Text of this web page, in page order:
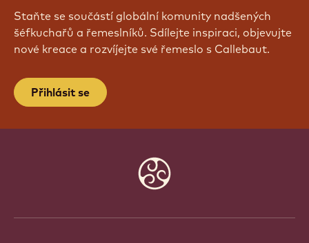
Staňte se součástí globální komunity nadšených
šéfkuchařů a řemeslníků. Sdílejte inspiraci, objevujte
nové kreace a rozvíjejte své řemeslo s Callebaut.
Přihlásit se